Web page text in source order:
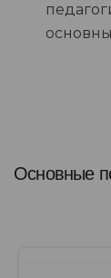
Основные